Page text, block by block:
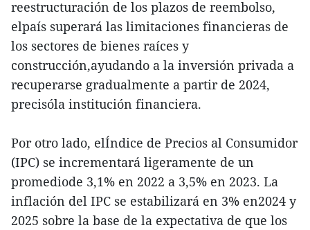
reestructuración de los plazos de reembolso,
elpaís superará las limitaciones financieras de
los sectores de bienes raíces y
construcción,ayudando a la inversión privada a
recuperarse gradualmente a partir de 2024,
precisóla institución financiera.
Por otro lado, elÍndice de Precios al Consumidor
(IPC) se incrementará ligeramente de un
promediode 3,1% en 2022 a 3,5% en 2023. La
inflación del IPC se estabilizará en 3% en2024 y
2025 sobre la base de la expectativa de que los